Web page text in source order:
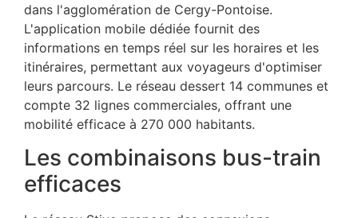
dans l'agglomération de Cergy-Pontoise.
L'application mobile dédiée fournit des
informations en temps réel sur les horaires et les
itinéraires, permettant aux voyageurs d'optimiser
leurs parcours. Le réseau dessert 14 communes et
compte 32 lignes commerciales, offrant une
mobilité efficace à 270 000 habitants.
Les combinaisons bus-train
efficaces